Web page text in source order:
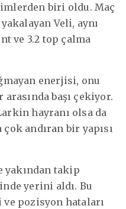
biri oldu. Maç
yakalayan Veli, aynı
ve 3.2 top çalma
enerjisi, onu
başı çekiyor.
hayranı olsa da
çok andıran bir yapısı
yakından takip
yerini aldı. Bu
pozisyon hataları